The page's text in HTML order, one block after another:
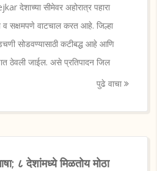
देशाच्या सीमेवर अहोरात्र पहारा
व सक्षमपणे वाटचाल करत आहे. जिल्हा
सोडवण्यासाठी कटीबद्ध आहे आणि
ठेवली जाईल. असे प्रतिपादन जिल
पुढे वाचा
८ देशांमध्ये मिळतोय मोठा